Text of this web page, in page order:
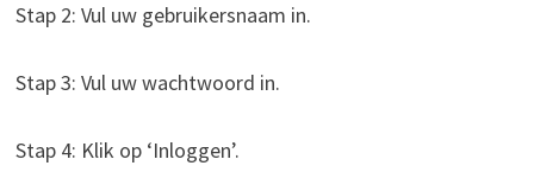
Stap 2: Vul uw gebruikersnaam in.
Stap 3: Vul uw wachtwoord in.
Stap 4: Klik op ‘Inloggen’.